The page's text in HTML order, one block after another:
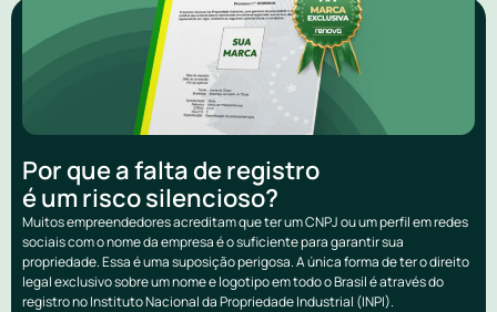
Por que a falta de registro
é um risco silencioso?
Muitos empreendedores acreditam que ter um CNPJ ou um perfil em redes
sociais com o nome da empresa é o suficiente para garantir sua
propriedade. Essa é uma suposição perigosa. A única forma de ter o direito
legal exclusivo sobre um nome e logotipo em todo o Brasil é através do
registro no Instituto Nacional da Propriedade Industrial (INPI).